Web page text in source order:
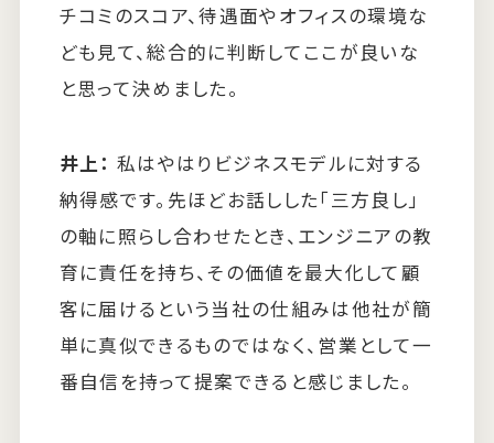
チコミのスコア、待遇面やオフィスの環境な
ども見て、総合的に判断してここが良いな
と思って決めました。
井上： 私はやはりビジネスモデルに対する
納得感です。先ほどお話しした「三方良し」
の軸に照らし合わせたとき、エンジニアの教
育に責任を持ち、その価値を最大化して顧
客に届けるという当社の仕組みは他社が簡
単に真似できるものではなく、営業として一
番自信を持って提案できると感じました。